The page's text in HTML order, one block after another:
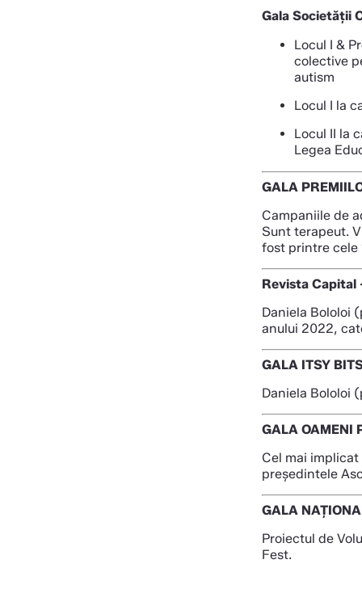
Gala Societății
Locul I &
colective
autism
Locul I la
Locul II la
Legea
GALA
Campaniile de
Sunt terapeut.
fost printre cele
Revista
Daniela Bololoi
anului 2022,
GALA ITSY
Daniela Bololoi
GALA OAMENI
Cel mai
președintele
GALA
Proiectul de
Fest.